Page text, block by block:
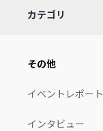
カテゴリ
その他
イベントレポート
インタビュー